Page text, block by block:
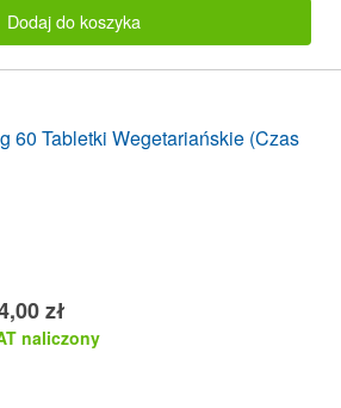
Dodaj do koszyka
60 Tabletki Wegetariańskie (Czas
zł
naliczony